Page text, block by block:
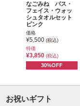
なごみね バス・
フェイス・ウォッ
シュタオルセット
ピンク
価格
¥5,500 (税込)
特価
¥3,850 (税込)
30%OFF
お祝いギフト